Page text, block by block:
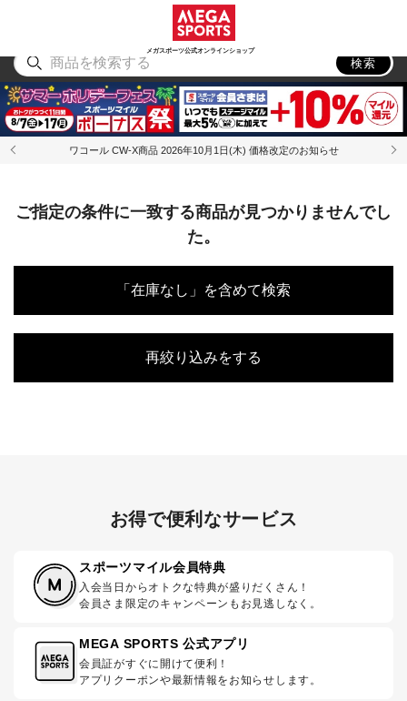
メガスポーツ公式オンラインショップ
アウトドア
検索
ワコール CW-X商品 2026年10月1日(木) 価格改定のお知らせ
ご指定の条件に一致する商品が見つかりませんでし
た。
「在庫なし」を含めて検索
再絞り込みをする
お得で便利なサービス
スポーツマイル会員特典
入会当日からオトクな特典が盛りだくさん！
会員さま限定のキャンペーンもお見逃しなく。
MEGA SPORTS 公式アプリ
会員証がすぐに開けて便利！
アプリクーポンや最新情報をお知らせします。